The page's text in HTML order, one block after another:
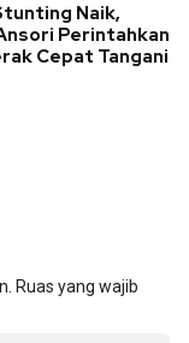
Naik,
Perintahkan
Cepat Tangani
Ruas yang wajib